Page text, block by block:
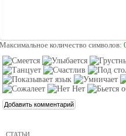
Максимальное количество символов:
СТАТЬИ